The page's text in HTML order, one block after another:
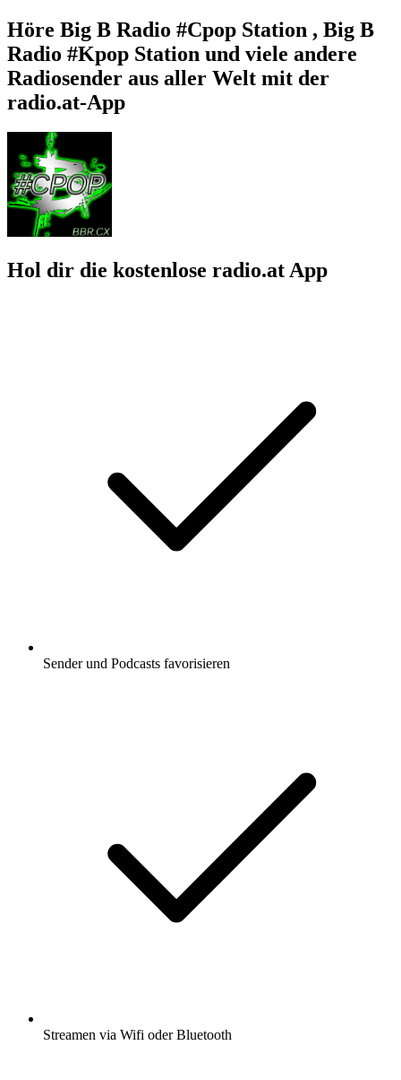
Höre Big B Radio #Cpop Station , Big B
Radio #Kpop Station und viele andere
Radiosender aus aller Welt mit der
radio.at-App
Hol dir die kostenlose radio.at App
Sender und Podcasts favorisieren
Streamen via Wifi oder Bluetooth